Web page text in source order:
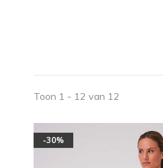
Toon 1 - 12 van 12
-30%